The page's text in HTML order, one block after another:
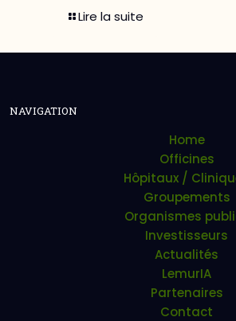
Lire la suite
NAVIGATION
Home
Officines
Hôpitaux /
Groupements
Organismes
Investisseurs
Actualités
LemurIA
Partenaires
Contact